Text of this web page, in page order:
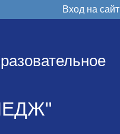
Вход на сайт